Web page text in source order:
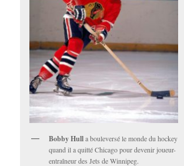
Bobby Hulla bouleversé le monde du hockey
quand il a quitté Chicago pour devenir joueur-
entraîneur des Jets de Winnipeg.